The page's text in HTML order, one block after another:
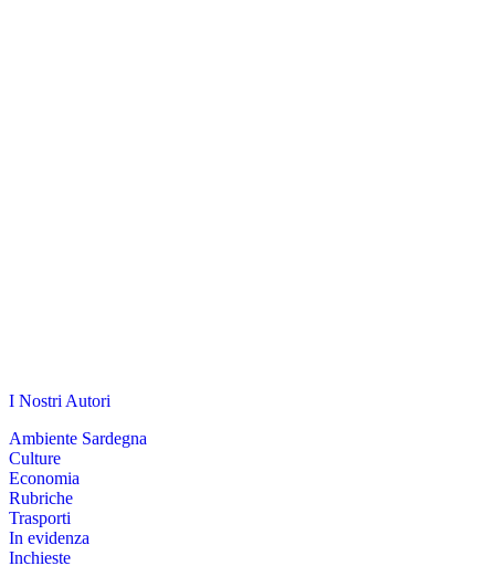
I Nostri Autori
Ambiente Sardegna
Culture
Economia
Rubriche
Trasporti
In evidenza
Inchieste